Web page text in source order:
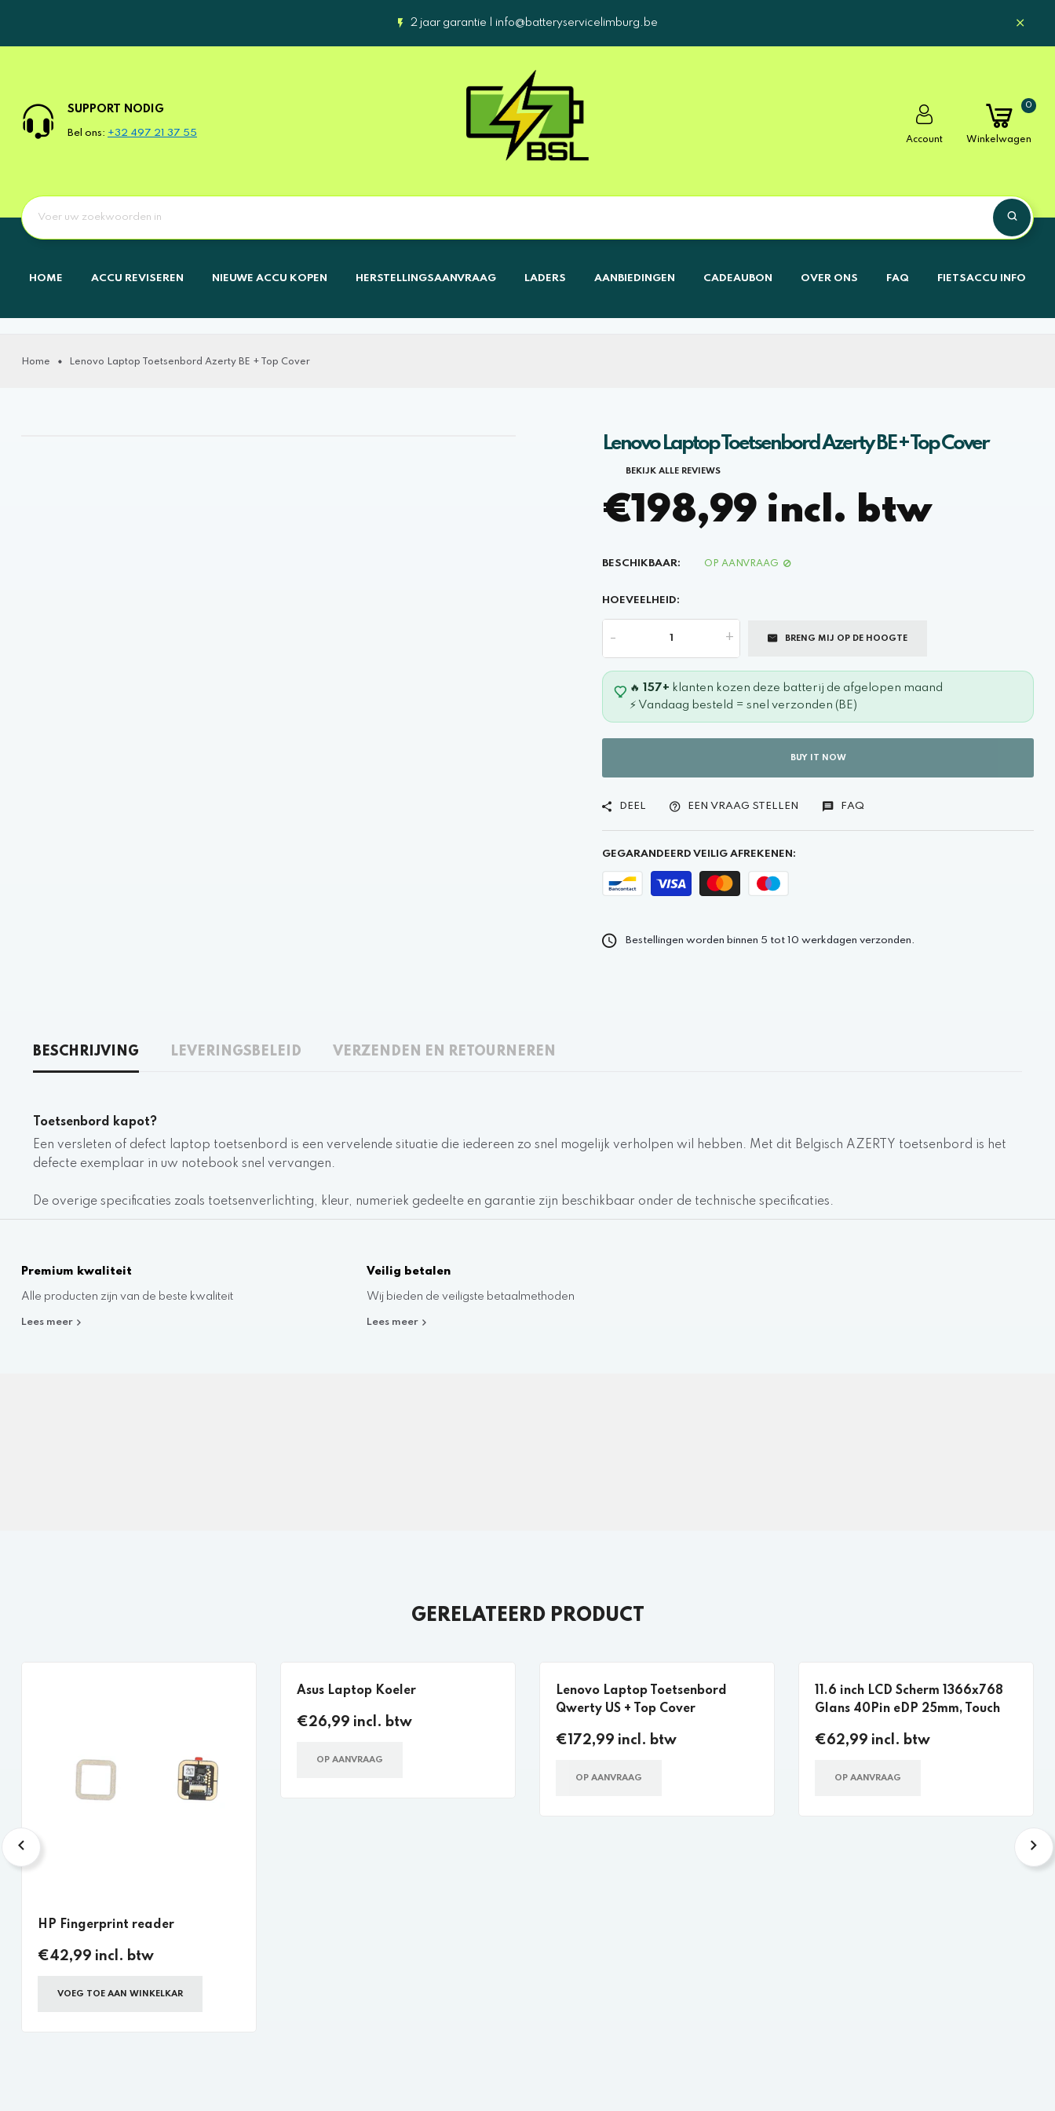
2 jaar garantie | info@batteryservicelimburg.be
SUPPORT NODIG
Bel ons: +32 497 21 37 55
Account
0
Winkelwagen
HOME ACCU REVISEREN NIEUWE ACCU KOPEN HERSTELLINGSAANVRAAG LADERS AANBIEDINGEN CADEAUBON OVER ONS FAQ FIETSACCU INFO
Home Lenovo Laptop Toetsenbord Azerty BE + Top Cover
Lenovo Laptop Toetsenbord Azerty BE + Top Cover
BEKIJK ALLE REVIEWS
€198,99 incl. btw
BESCHIKBAAR: OP AANVRAAG
HOEVEELHEID:
- + BRENG MIJ OP DE HOOGTE
🔥 157+ klanten kozen deze batterij de afgelopen maand
⚡ Vandaag besteld = snel verzonden (BE)
BUY IT NOW
DEEL EEN VRAAG STELLEN FAQ
GEGARANDEERD VEILIG AFREKENEN:
Bestellingen worden binnen 5 tot 10 werkdagen verzonden.
BESCHRIJVING LEVERINGSBELEID VERZENDEN EN RETOURNEREN
Toetsenbord kapot?
Een versleten of defect laptop toetsenbord is een vervelende situatie die iedereen zo snel mogelijk verholpen wil hebben. Met dit Belgisch AZERTY toetsenbord is het
defecte exemplaar in uw notebook snel vervangen.
De overige specificaties zoals toetsenverlichting, kleur, numeriek gedeelte en garantie zijn beschikbaar onder de technische specificaties.
Premium kwaliteit
Alle producten zijn van de beste kwaliteit
Lees meer
Veilig betalen
Wij bieden de veiligste betaalmethoden
Lees meer
GERELATEERD PRODUCT
HP Fingerprint reader
€42,99 incl. btw
VOEG TOE AAN WINKELKAR
Asus Laptop Koeler
€26,99 incl. btw
OP AANVRAAG
Lenovo Laptop Toetsenbord
Qwerty US + Top Cover
€172,99 incl. btw
OP AANVRAAG
11.6 inch LCD Scherm 1366x768
Glans 40Pin eDP 25mm, Touch
€62,99 incl. btw
OP AANVRAAG